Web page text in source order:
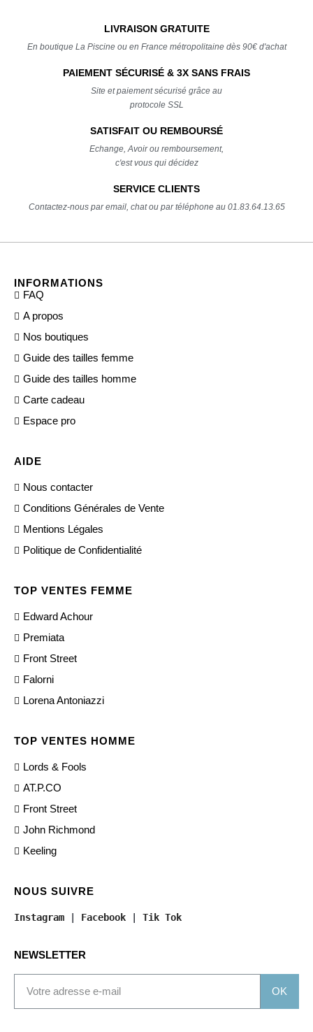
LIVRAISON GRATUITE
En boutique La Piscine ou en France métropolitaine dès 90€ d'achat
PAIEMENT SÉCURISÉ & 3X SANS FRAIS
Site et paiement sécurisé grâce au
protocole SSL
SATISFAIT OU REMBOURSÉ
Echange, Avoir ou remboursement,
c'est vous qui décidez
SERVICE CLIENTS
Contactez-nous par email, chat ou par téléphone au 01.83.64.13.65
INFORMATIONS
FAQ
A propos
Nos boutiques
Guide des tailles femme
Guide des tailles homme
Carte cadeau
Espace pro
AIDE
Nous contacter
Conditions Générales de Vente
Mentions Légales
Politique de Confidentialité
TOP VENTES FEMME
Edward Achour
Premiata
Front Street
Falorni
Lorena Antoniazzi
TOP VENTES HOMME
Lords & Fools
AT.P.CO
Front Street
John Richmond
Keeling
NOUS SUIVRE
Instagram Facebook Tik Tok
NEWSLETTER
OK